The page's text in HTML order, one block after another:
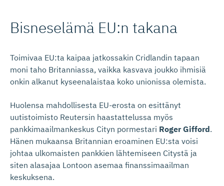
Bisneselämä EU:n takana
Toimivaa EU:ta kaipaa jatkossakin Cridlandin tapaan
moni taho Britanniassa, vaikka kasvava joukko ihmisiä
onkin alkanut kyseenalaistaa koko unionissa olemista.
Huolensa mahdollisesta EU-erosta on esittänyt
uutistoimisto Reutersin haastattelussa myös
pankkimaailmankeskus Cityn pormestari Roger Gifford.
Hänen mukaansa Britannian eroaminen EU:sta voisi
johtaa ulkomaisten pankkien lähtemiseen Citystä ja
siten alasajaa Lontoon asemaa finanssimaailman
keskuksena.